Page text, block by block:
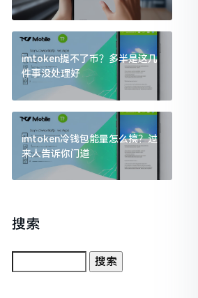
imtoken提不了币？多半是这几
件事没处理好
imtoken冷钱包能量怎么搞？过
来人告诉你门道
搜索